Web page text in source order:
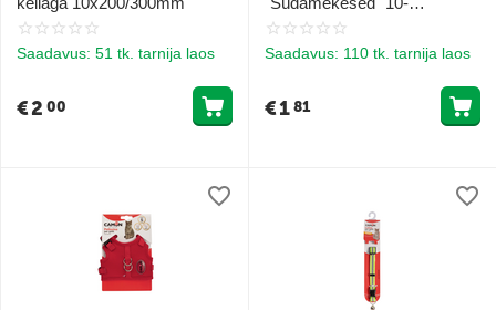
Saadavus: 51 tk. tarnija laos
€2 00
200/300mm
Saadavus: 110 tk. tarnija laos
€181